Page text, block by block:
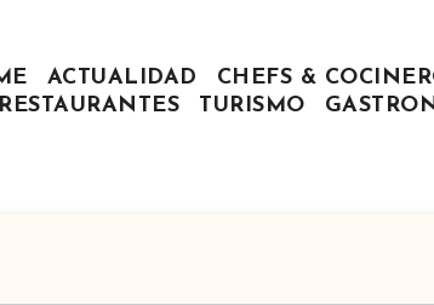
ACTUALIDAD CHEFS &
RESTAURANTES
TURISMO